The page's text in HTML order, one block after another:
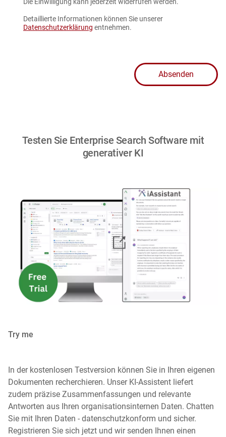
Detaillierte Informationen können Sie unserer
Datenschutzerklärung entnehmen.
Testen Sie Enterprise Search Software mit
generativer KI
Try me
In der kostenlosen Testversion können Sie in Ihren eigenen
Dokumenten recherchieren. Unser KI-Assistent liefert
zudem präzise Zusammenfassungen und relevante
Antworten aus Ihren organisationsinternen Daten. Chatten
Sie mit Ihren Daten - datenschutzkonform und sicher.
Registrieren Sie sich jetzt und wir senden Ihnen einen